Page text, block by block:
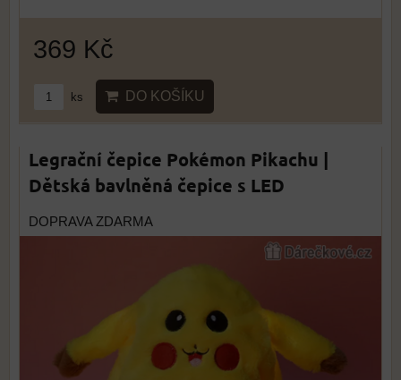
369 Kč
ks DO KOŠÍKU
Legrační čepice Pokémon Pikachu |
Dětská bavlněná čepice s LED
DOPRAVA ZDARMA